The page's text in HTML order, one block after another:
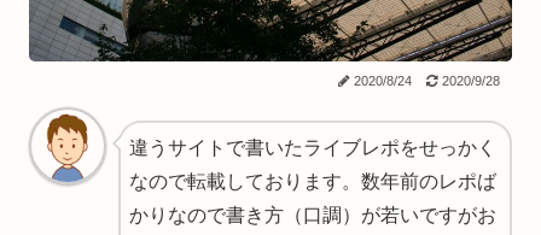
2020/8/24 2020/9/28
違うサイトで書いたライブレポをせっかく
なので転載しております。数年前のレポば
かりなので書き方（口調）が若いですがお